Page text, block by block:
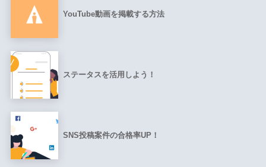
YouTube動画を掲載する方法
ステータスを活用しよう！
SNS投稿案件の合格率UP！